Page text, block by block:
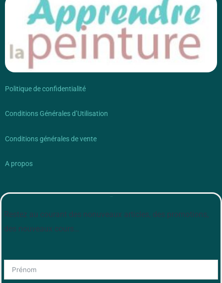
Politique de confidentialité
Conditions Générales d’Utilisation
Conditions générales de vente
A propos
Restez au courant des nonuveaux articles, des promotions,
des nouveaux cours…